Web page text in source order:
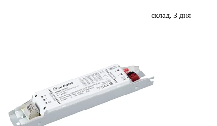
склад, 3 дня